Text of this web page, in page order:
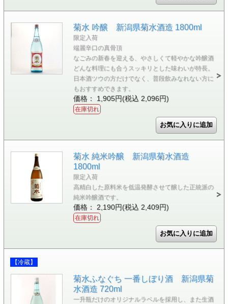
菊水 吟醸 新潟県菊水酒造 1800ml
限定入荷
端麗辛口の真骨頂
なごみの新春を迎える、やさしくて軽やかな吟醸酒
どんな料理にも合うスッキリとした味わいが特長。
日本酒ツウの方だけでなく、普段飲みなれない方に
もおすすめできます。
価格： 1,905円(税込 2,096円)
在庫切れ
菊水 純米吟醸 新潟県菊水酒造
1800ml
限定入荷
高精白した原料米を低温発酵させて醸した正統派の
純米吟醸酒です。
価格： 2,190円(税込 2,409円)
在庫切れ
【冷蔵】
菊水ふなぐち 一番しぼり酒 新潟県菊
水酒造 720ml
一升瓶だけのオリジナルラベルを採用し、また生酒